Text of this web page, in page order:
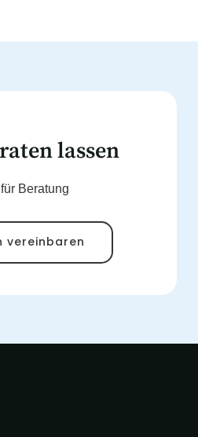
lassen
Beratung
vereinbaren